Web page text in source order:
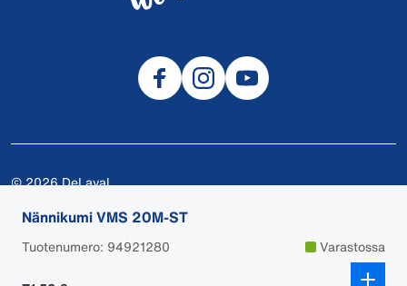
Nännikumi VMS 20M-ST
Tuotenumero: 94921280 Varastossa
© 2026 DeLaval
Evästeet
Tilaus-, maksu- ja toimitusehdot